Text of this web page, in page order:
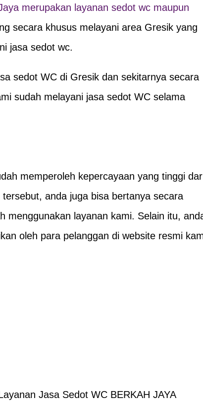
merupakan layanan sedot wc maupun
secara khusus melayani area Gresik yang
jasa sedot wc.
sedot WC di Gresik dan sekitarnya secara
sudah melayani jasa sedot WC selama
memperoleh kepercayaan yang tinggi
anda juga bisa bertanya secara
menggunakan layanan kami. Selain itu,
oleh para pelanggan di website resmi
Jasa Sedot WC BERKAH JAYA